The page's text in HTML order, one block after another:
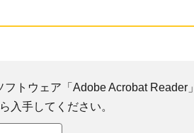
トウェア「Adobe Acrobat Reader
入手してください。